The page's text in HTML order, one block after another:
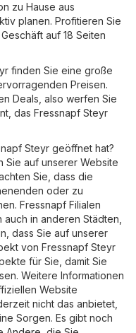
zu Hause aus
planen. Profitieren Sie
auf 18 Seiten
finden Sie eine große
Preisen.
Deals, also werfen Sie
das Fressnapf Steyr
Steyr geöffnet hat?
Sie auf unserer Website
Sie, dass die
oder zu
Fressnapf Filialen
auch in anderen Städten,
dass Sie auf unserer
von Fressnapf Steyr
für Sie, damit Sie
Weitere Informationen
Website
nicht das anbietet,
Sorgen. Es gibt noch